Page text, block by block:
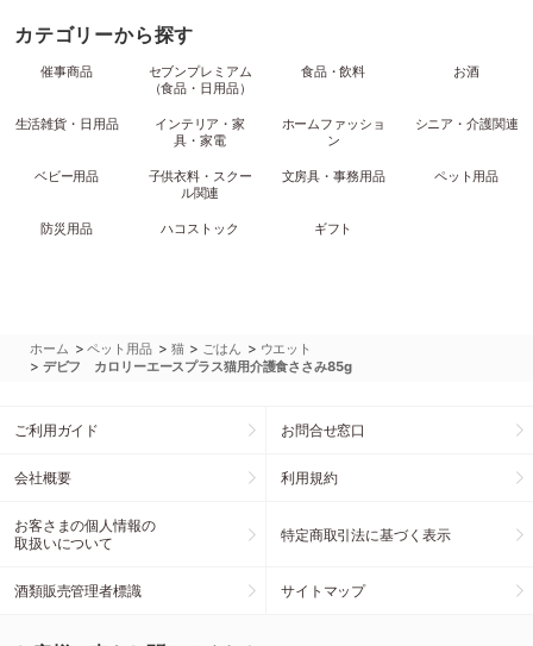
カテゴリーから探す
催事商品
セブンプレミアム
（食品・日用品）
食品・飲料 お酒
生活雑貨・日用品
インテリア・家
具・家電
ホームファッショ
ン
シニア・介護関連
ベビー用品
子供衣料・スクー
ル関連
文房具・事務用品 ペット用品
防災用品 ハコストック ギフト
ホーム >ペット用品 > 猫 > ごはん > ウエット
> デビフ カロリーエースプラス猫用介護食ささみ85g
ご利用ガイド お問合せ窓口
会社概要 利用規約
お客さまの個人情報の
取扱いについて
特定商取引法に基づく表示
酒類販売管理者標識 サイトマップ